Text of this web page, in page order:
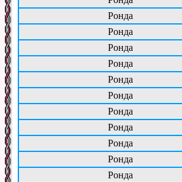
Ронда
Ронда
Ронда
Ронда
Ронда
Ронда
Ронда
Ронда
Ронда
Ронда
Ронда